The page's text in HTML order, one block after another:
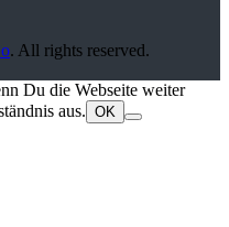
. All rights reserved.
Du die Webseite weiter
aus. OK